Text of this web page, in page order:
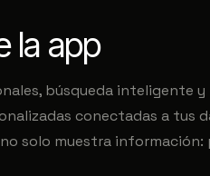
la app
búsqueda inteligente y
conectadas a tus
solo muestra información: